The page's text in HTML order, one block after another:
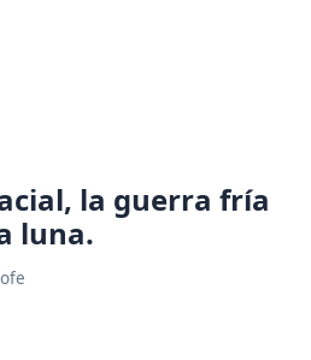
la guerra fría
luna.